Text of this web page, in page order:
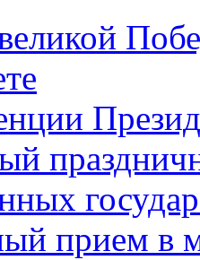
прием в